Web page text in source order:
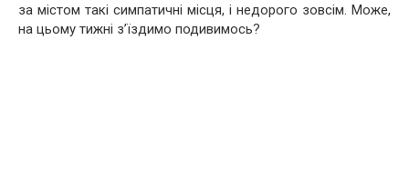
за містом такі симпатичні місця, і недорого зовсім. Може,
на цьому тижні з’їздимо подивимось?